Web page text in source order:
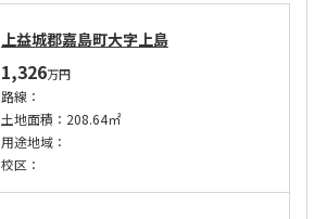
上益城郡嘉島町大字上島
1,326万円
路線：
土地面積：208.64㎡
用途地域：
校区：